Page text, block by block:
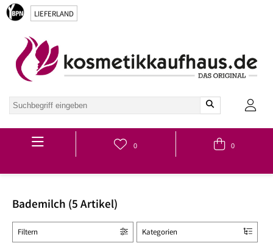
LIEFERLAND
Hauptmenü
0 0
Bademilch (5 Artikel)
Kategorien
Filtern